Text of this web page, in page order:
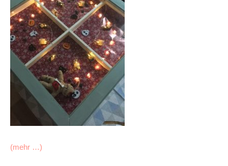
(mehr …)